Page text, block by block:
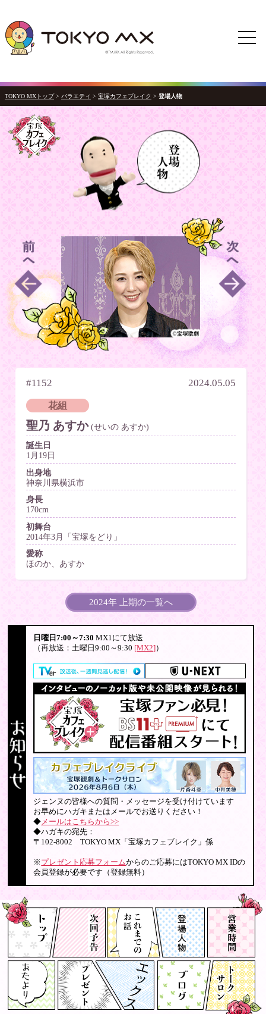
TOKYO MXトップ> バラエティ > 宝塚カフェブレイク > 登場人物
#1152 2024.05.05
花組
聖乃 あすか (せいの あすか)
誕生日
1月19日
出身地
神奈川県横浜市
身長
170cm
初舞台
2014年3月「宝塚をどり」
愛称
ほのか、あすか
2024年 上期の一覧へ
日曜日7:00～7:30 MX1にて放送
（再放送：土曜日9:00～9:30 [MX2] ）
ジェンヌの皆様への質問・メッセージを受け付けています
お早めにハガキまたはメールでお送りください！
◆メールはこちらから>>
◆ハガキの宛先：
〒102-8002 TOKYO MX「宝塚カフェブレイク」係
※ プレゼント応募フォームからのご応募にはTOKYO MX IDの
会員登録が必要です（登録無料）